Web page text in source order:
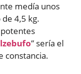
medía unos
4,5 kg.
potentes
” sería el
constancia.